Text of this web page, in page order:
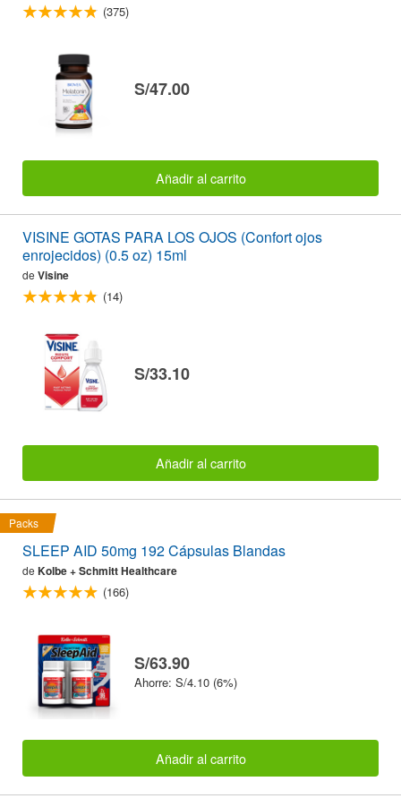
(375)
S/47.00
Añadir al carrito
VISINE GOTAS PARA LOS OJOS (Confort ojos
enrojecidos) (0.5 oz) 15ml
de Visine
(14)
S/33.10
Añadir al carrito
Packs
SLEEP AID 50mg 192 Cápsulas Blandas
de Kolbe + Schmitt Healthcare
(166)
S/63.90
Ahorre: S/4.10 (6%)
Añadir al carrito